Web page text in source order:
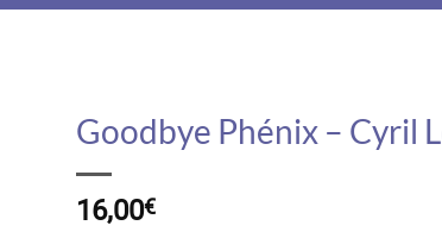
Goodbye Phénix – Cyril
16,00€